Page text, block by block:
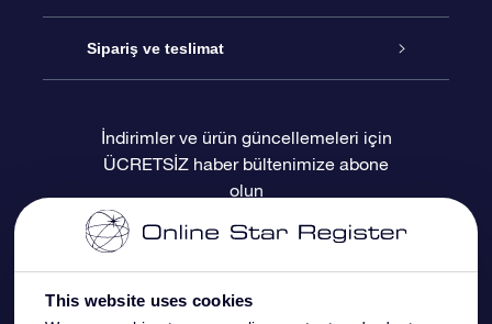
This website uses cookies
Blogu
Değerlendirmeler
OSR Hediye Paketi
OSR Hediye Kartı
Kurumsal hediyeler
Star Register
Kişiselleştirilmiş Yıldız Sayfası
Bir Milyon Yıldız
OSR Starsaver
Sipariş ve teslimat
Ödeme bilgileri
Sevkiyat bilgileri
İade Politikası
İndirimler ve ürün güncellemeleri için
ÜCRETSİZ haber bültenimize abone
olun